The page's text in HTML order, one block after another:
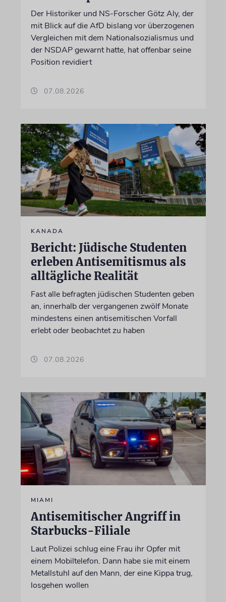
Der Historiker und NS-Forscher Götz Aly, der
mit Blick auf die AfD bislang vor überzogenen
Vergleichen mit dem Nationalsozialismus und
der NSDAP gewarnt hatte, hat offenbar seine
Position revidiert
07.08.2026
KANADA
Bericht: Jüdische Studenten
erleben Antisemitismus als
alltägliche Realität
Fast alle befragten jüdischen Studenten geben
an, innerhalb der vergangenen zwölf Monate
mindestens einen antisemitischen Vorfall
erlebt oder beobachtet zu haben
07.08.2026
MIAMI
Antisemitischer Angriff in
Starbucks-Filiale
Laut Polizei schlug eine Frau ihr Opfer mit
einem Mobiltelefon. Dann habe sie mit einem
Metallstuhl auf den Mann, der eine Kippa trug,
losgehen wollen